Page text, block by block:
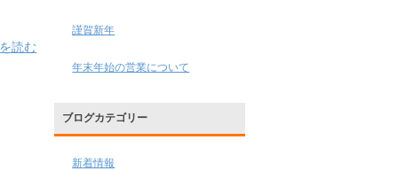
読む
謹賀新年
年末年始の営業について
ブログカテゴリー
新着情報